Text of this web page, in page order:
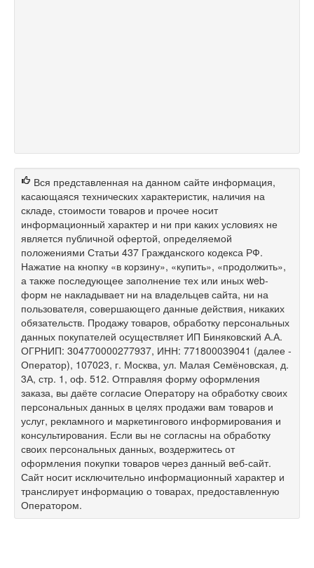
Вся представленная на данном сайте информация,
касающаяся технических характеристик, наличия на
складе, стоимости товаров и прочее носит
информационный характер и ни при каких условиях не
является публичной офертой, определяемой
положениями Статьи 437 Гражданского кодекса РФ.
Нажатие на кнопку «в корзину», «купить», «продолжить»,
а также последующее заполнение тех или иных web-
форм не накладывает ни на владельцев сайта, ни на
пользователя, совершающего данные действия, никаких
обязательств. Продажу товаров, обработку персональных
данных покупателей осуществляет ИП Биняковский А.А.
ОГРНИП: 304770000277937, ИНН: 771800039041 (далее -
Оператор), 107023, г. Москва, ул. Малая Семёновская, д.
3А, стр. 1, оф. 512. Отправляя форму оформления
заказа, вы даёте согласие Оператору на обработку своих
персональных данных в целях продажи вам товаров и
услуг, рекламного и маркетингового информирования и
консультирования. Если вы не согласны на обработку
своих персональных данных, воздержитесь от
оформления покупки товаров через данный веб-сайт.
Сайт носит исключительно информационный характер и
транслирует информацию о товарах, предоставленную
Оператором.